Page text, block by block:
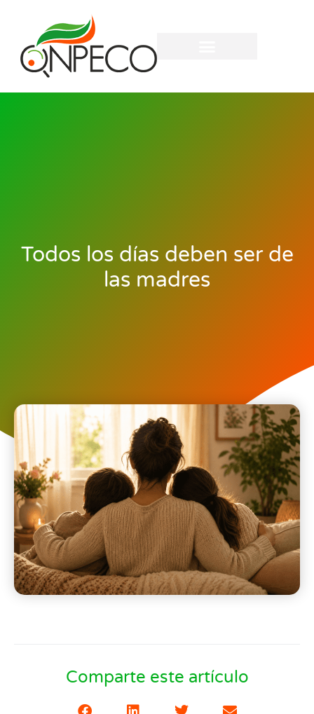
Todos los días deben ser de
las madres
Comparte este artículo